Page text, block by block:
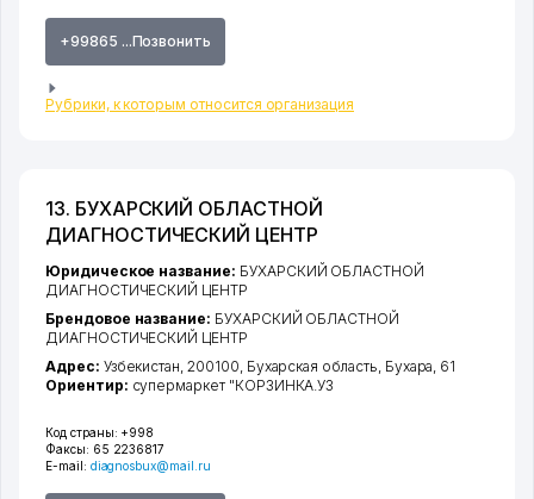
+99865 ...Позвонить
Рубрики, к которым относится организация
13. БУХАРСКИЙ ОБЛАСТНОЙ
ДИАГНОСТИЧЕСКИЙ ЦЕНТР
Код страны: +998
Факсы: 65 2236817
E-mail: diagnosbux@mail.ru
Юридическое название: БУХАРСКИЙ ОБЛАСТНОЙ
ДИАГНОСТИЧЕСКИЙ ЦЕНТР
Брендовое название: БУХАРСКИЙ ОБЛАСТНОЙ
ДИАГНОСТИЧЕСКИЙ ЦЕНТР
Адрес: Узбекистан, 200100, Бухарская область Бухара , 61
Ориентир: супермаркет "КОРЗИНКА.УЗ